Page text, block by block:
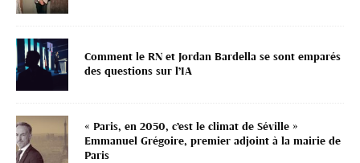
Comment le RN et Jordan Bardella se sont emparés
des questions sur l’IA
« Paris, en 2050, c’est le climat de Séville »
Emmanuel Grégoire, premier adjoint à la mairie de
Paris